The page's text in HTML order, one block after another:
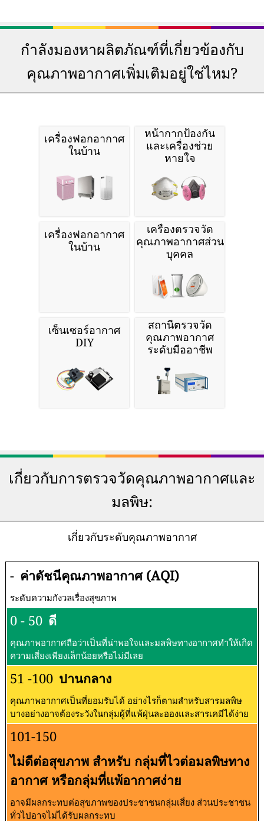
กำลังมองหาผลิตภัณฑ์ที่เกี่ยวข้องกับ
คุณภาพอากาศเพิ่มเติมอยู่ใช่ไหม?
เครื่องฟอกอากาศ
ในบ้าน
หน้ากากป้องกัน
และเครื่องช่วย
หายใจ
เครื่องฟอกอากาศ
ในบ้าน
เครื่องตรวจวัด
คุณภาพอากาศส่วน
บุคคล
เซ็นเซอร์อากาศ
DIY
สถานีตรวจวัด
คุณภาพอากาศ
ระดับมืออาชีพ
เกี่ยวกับการตรวจวัดคุณภาพอากาศและ
มลพิษ:
เกี่ยวกับระดับคุณภาพอากาศ
- ค่าดัชนีคุณภาพอากาศ (AQI)
ระดับความกังวลเรื่องสุขภาพ
0 - 50 ดี
คุณภาพอากาศถือว่าเป็นที่น่าพอใจและมลพิษทางอากาศทำให้เกิด
ความเสี่ยงเพียงเล็กน้อยหรือไม่มีเลย
51 -100 ปานกลาง
คุณภาพอากาศเป็นที่ยอมรับได้ อย่างไรก็ตามสำหรับสารมลพิษ
บางอย่างอาจต้องระวังในกลุ่มผู้ที่แพ้ฝุ่นละอองและสารเคมีได้ง่าย
101-150
ไม่ดีต่อสุขภาพ สำหรับ กลุ่มที่ไวต่อมลพิษทาง
อากาศ หรือกลุ่มที่แพ้อากาศง่าย
อาจมีผลกระทบต่อสุขภาพของประชาชนกลุ่มเสี่ยง ส่วนประชาชน
ทั่วไปอาจไม่ได้รับผลกระทบ